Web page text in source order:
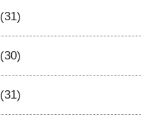
(31)
(30)
(31)